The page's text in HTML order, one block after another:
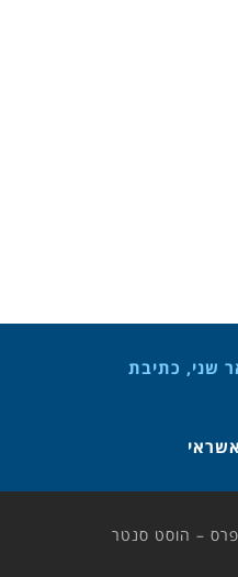
שני, כתיבת
– הוסט סנטר